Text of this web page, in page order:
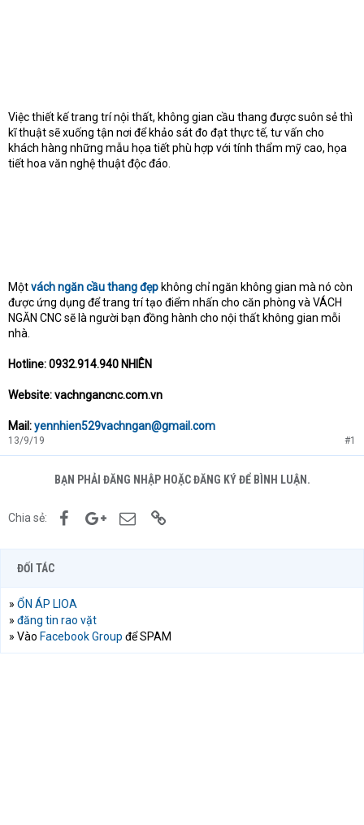
Việc thiết kế trang trí nội thất, không gian cầu thang được suôn sẻ thì
kĩ thuật sẽ xuống tận nơi để khảo sát đo đạt thực tế, tư vấn cho
khách hàng những mẫu họa tiết phù hợp với tính thẩm mỹ cao, họa
tiết hoa văn nghệ thuật độc đáo.
Mộtvách ngăn cầu thang đẹp không chỉ ngăn không gian mà nó còn
được ứng dụng để trang trí tạo điểm nhấn cho căn phòng và VÁCH
NGĂN CNC sẽ là người bạn đồng hành cho nội thất không gian mỗi
nhà.
Hotline: 0932.914.940 NHIÊN
Website: vachngancnc.com.vn
Mail:yennhien529vachngan@gmail.com
13/9/19 #1
BẠN PHẢI ĐĂNG NHẬP HOẶC ĐĂNG KÝ ĐỂ BÌNH LUẬN.
Chia sẻ: FacebookGoogle+Email
ĐỐI TÁC
» ỔN ÁP LIOA
» đăng tin rao vặt
» Vào Facebook Group để SPAM